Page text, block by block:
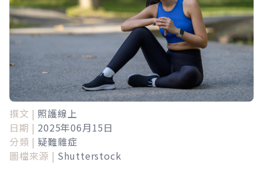
撰文 | 照護線上
日期 | 2025年06月15日
分類 | 疑難雜症
圖檔來源 | Shutterstock